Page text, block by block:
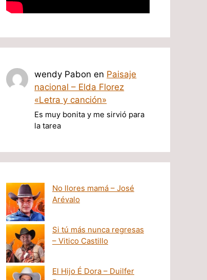
wendy Pabon en Paisaje
nacional – Elda Florez
«Letra y canción»
Es muy bonita y me sirvió para
la tarea
No llores mamá – José
Arévalo
Si tú más nunca regresas
– Vitico Castillo
El Hijo É Dora – Duilfer